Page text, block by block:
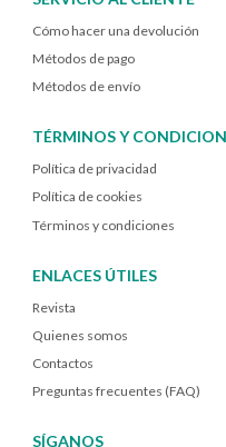
Cómo hacer una devolución
Métodos de pago
Métodos de envío
TÉRMINOS Y
Política de privacidad
Política de cookies
Términos y condiciones
ENLACES ÚTILES
Revista
Quienes somos
Contactos
Preguntas frecuentes (FAQ)
SÍGANOS